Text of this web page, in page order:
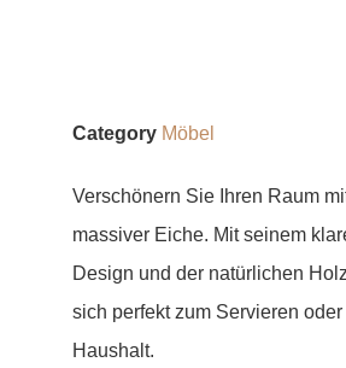
Category Möbel
Verschönern Sie Ihren Raum
massiver Eiche. Mit seinem
Design und der natürlichen
sich perfekt zum Servieren
Haushalt.